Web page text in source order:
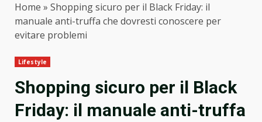
Home » Shopping sicuro per il Black Friday: il
manuale anti-truffa che dovresti conoscere per
evitare problemi
Lifestyle
Shopping sicuro per il Black
Friday: il manuale anti-truffa